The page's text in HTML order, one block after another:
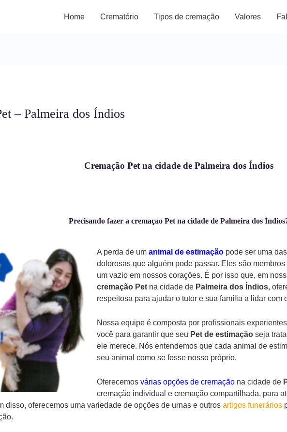
Home Crematório Tipos de cremação Valores
– Palmeira dos Índios
Cremação Pet na cidade de Palmeira dos Índios
Precisando fazer a cremaçao Pet na cidade de Palmeira dos
A perda de um animal de estimaçãopode ser uma
dolorosas que alguém pode passar. Eles são
um vazio em nossos corações. É por isso que, em
cremação Petna cidade de Palmeira dos Índios,
respeitosa para ajudar o tutor e sua família a lidar com
Nossa equipe é composta por profissionais
você para garantir que seu Pet de estimaçãoseja
ele merece. Nós entendemos que cada animal de
seu animal como se fosse nosso próprio.
Oferecemos várias opções de cremaçãona cidade de
cremação individual e cremação compartilhada, para
disso, oferecemos uma variedade de opções de urnas e outros artigos funerários